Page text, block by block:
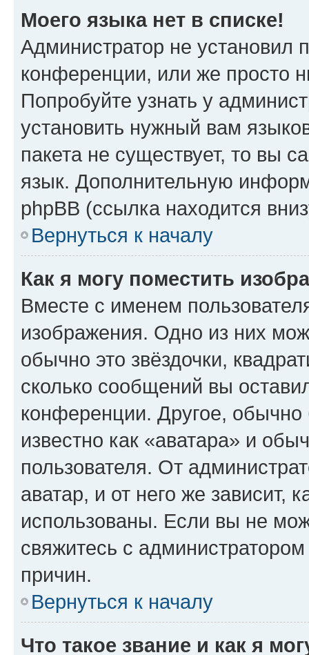
Моего языка нет в списке!
Администратор не установил
конференции, или же просто
Попробуйте узнать у
установить нужный вам
пакета не существует, то вы
язык. Дополнительную
phpBB (ссылка находится
Вернуться к началу
Как я могу поместить
Вместе с именем
изображения. Одно из них
обычно это звёздочки,
сколько сообщений вы
конференции. Другое,
известно как «аватара» и
пользователя. От
аватар, и от него же зависит,
использованы. Если вы не
свяжитесь с
причин.
Вернуться к началу
Что такое звание и как я